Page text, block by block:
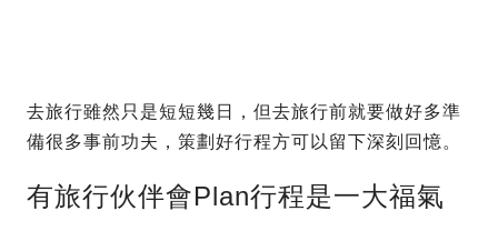
去旅行雖然只是短短幾日，但去旅行前就要做好多準
備很多事前功夫，策劃好行程方可以留下深刻回憶。
有旅行伙伴會Plan行程是一大福氣